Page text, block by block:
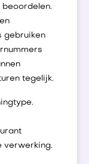
gebruiken
tegelijk.
verwerking.